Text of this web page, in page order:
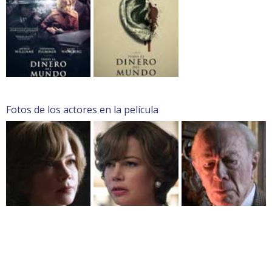
Fotos de los actores en la película